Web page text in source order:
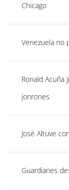
Chicago
Venezuela no
Ronald Acuña
jonrones
José Altuve
Guardianes